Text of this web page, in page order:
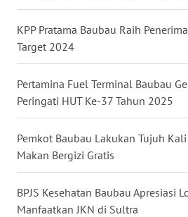
KPP Pratama Baubau Raih
Target 2024
Pertamina Fuel Terminal Baubau
Peringati HUT Ke-37 Tahun 2025
Pemkot Baubau Lakukan Tujuh
Makan Bergizi Gratis
BPJS Kesehatan Baubau Apresiasi
Manfaatkan JKN di Sultra
WN
MALUKU
MALUT
DAIRI